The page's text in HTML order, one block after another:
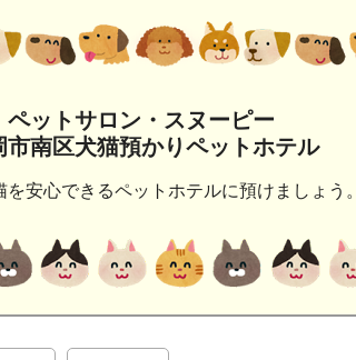
ペットサロン・スヌーピー
市南区犬猫預かりペットホテル
を安心できるペットホテルに預けましょう。